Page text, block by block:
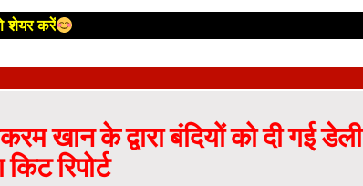
शेयर करें
खान के द्वारा बंदियों को दी गई डेली
रिपोर्ट